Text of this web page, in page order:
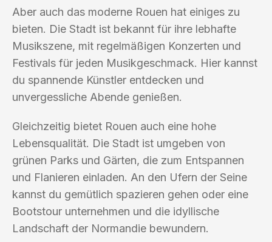
Aber auch das moderne Rouen hat einiges zu
bieten. Die Stadt ist bekannt für ihre lebhafte
Musikszene, mit regelmäßigen Konzerten und
Festivals für jeden Musikgeschmack. Hier kannst
du spannende Künstler entdecken und
unvergessliche Abende genießen.
Gleichzeitig bietet Rouen auch eine hohe
Lebensqualität. Die Stadt ist umgeben von
grünen Parks und Gärten, die zum Entspannen
und Flanieren einladen. An den Ufern der Seine
kannst du gemütlich spazieren gehen oder eine
Bootstour unternehmen und die idyllische
Landschaft der Normandie bewundern.